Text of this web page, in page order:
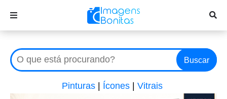
Buscar
Pinturas Ícones Vitrais